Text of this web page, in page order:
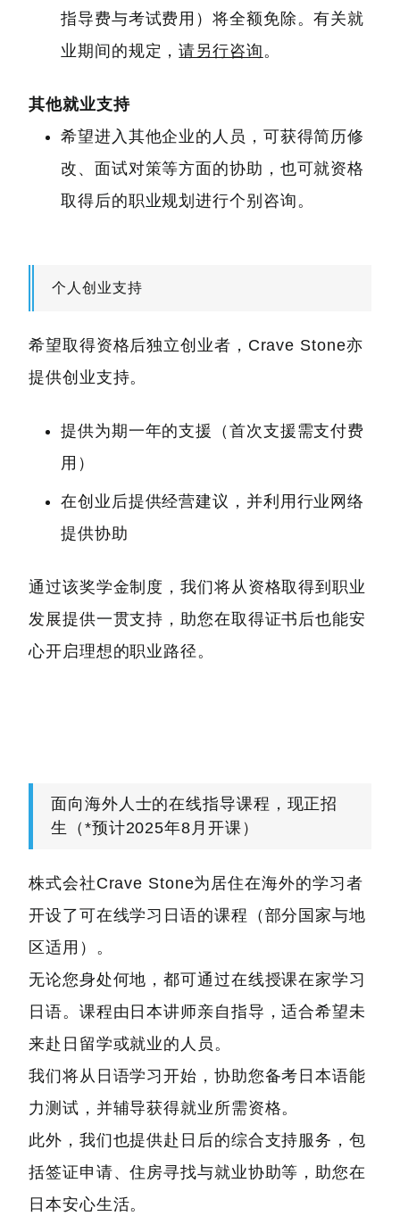
指导费与考试费用）将全额免除。有关就
业期间的规定，请另行咨询 。
其他就业支持
希望进入其他企业的人员，可获得简历修
改、面试对策等方面的协助，也可就资格
取得后的职业规划进行个别咨询。
个人创业支持
希望取得资格后独立创业者，Crave Stone亦
提供创业支持。
提供为期一年的支援（首次支援需支付费
用）
在创业后提供经营建议，并利用行业网络
提供协助
通过该奖学金制度，我们将从资格取得到职业
发展提供一贯支持，助您在取得证书后也能安
心开启理想的职业路径。
面向海外人士的在线指导课程，现正招
生（*预计2025年8月开课）
株式会社Crave Stone为居住在海外的学习者
开设了可在线学习日语的课程（部分国家与地
区适用）。
无论您身处何地，都可通过在线授课在家学习
日语。课程由日本讲师亲自指导，适合希望未
来赴日留学或就业的人员。
我们将从日语学习开始，协助您备考日本语能
力测试，并辅导获得就业所需资格。
此外，我们也提供赴日后的综合支持服务，包
括签证申请、住房寻找与就业协助等，助您在
日本安心生活。